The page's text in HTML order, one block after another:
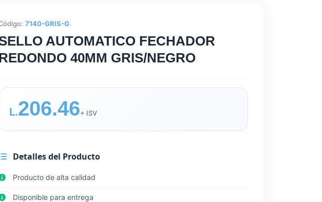
7140-GRIS-G
AUTOMATICO FECHADOR
40MM GRIS/NEGRO
L.206.46+ ISV
Detalles del Producto
Producto de alta calidad
Disponible para entrega